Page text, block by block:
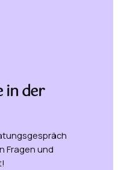
in der
Fragen und